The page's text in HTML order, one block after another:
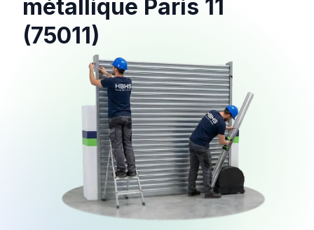
métallique Paris 11
(75011)